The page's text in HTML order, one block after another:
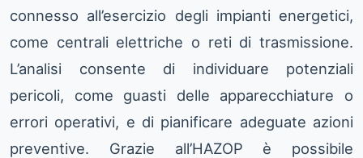
connesso all’esercizio degli impianti energetici,
come centrali elettriche o reti di trasmissione.
L’analisi consente di individuare potenziali
pericoli, come guasti delle apparecchiature o
errori operativi, e di pianificare adeguate azioni
preventive. Grazie all’HAZOP è possibile